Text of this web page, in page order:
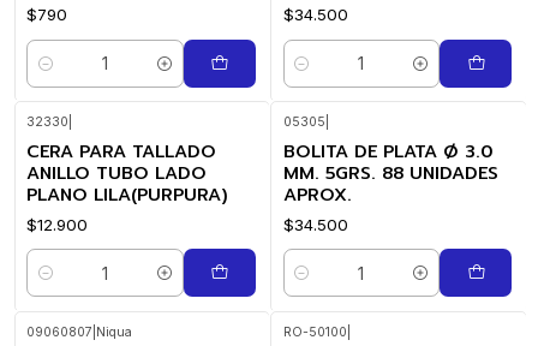
$790
Cantidad
$34.500
Cantidad
32330
CERA PARA TALLADO
ANILLO TUBO LADO
PLANO LILA(PURPURA)
$12.900
Cantidad
05305
BOLITA DE PLATA Ø 3.0
MM. 5GRS. 88 UNIDADES
APROX.
$34.500
Cantidad
09060807 Niqua RO-50100